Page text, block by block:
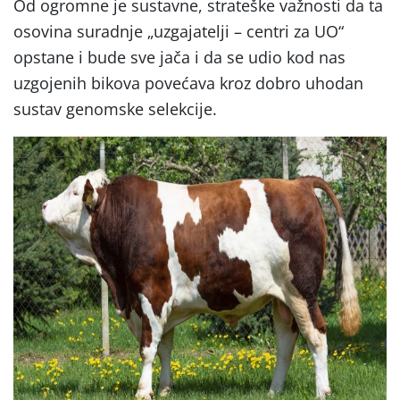
Od ogromne je sustavne, strateške važnosti da ta
osovina suradnje „uzgajatelji – centri za UO“
opstane i bude sve jača i da se udio kod nas
uzgojenih bikova povećava kroz dobro uhodan
sustav genomske selekcije.